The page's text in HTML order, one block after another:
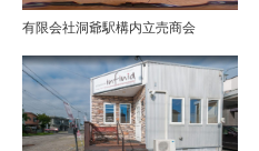
有限会社洞爺駅構内立売商会